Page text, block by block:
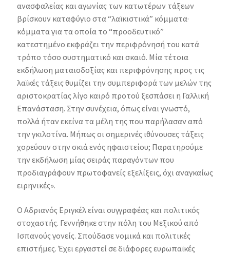
ανασφαλείας και αγωνίας των κατωτέρων τάξεων
βρίσκουν καταφύγιο στα “λαϊκιστικά” κόμματα·
κόμματα για τα οποία το “προοδευτικό”
κατεστημένο εκφράζει την περιφρόνησή του κατά
τρόπο τόσο συστηματικό και σκαιό. Μία τέτοια
εκδήλωση ματαιοδοξίας και περιφρόνησης προς τις
λαϊκές τάξεις θυμίζει την συμπεριφορά των μελών της
αριστοκρατίας λίγο καιρό προτού ξεσπάσει η Γαλλική
Επανάσταση. Στην συνέχεια, όπως είναι γνωστό,
πολλά ήταν εκείνα τα μέλη της που παρήλασαν από
την γκιλοτίνα. Μήπως οι σημερινές ιθύνουσες τάξεις
χορεύουν στην σκιά ενός ηφαιστείου; Παρατηρούμε
την εκδήλωση μίας σειράς παραγόντων που
προδιαγράφουν πρωτοφανείς εξελίξεις, όχι αναγκαίως
ειρηνικές».
Ο Αδριανός Εριγκέλ είναι συγγραφέας και πολιτικός
στοχαστής. Γεννήθηκε στην πόλη του Μεξικού από
Ισπανούς γονείς. Σπούδασε νομικά και πολιτικές
επιστήμες. Έχει εργαστεί σε διάφορες ευρωπαϊκές